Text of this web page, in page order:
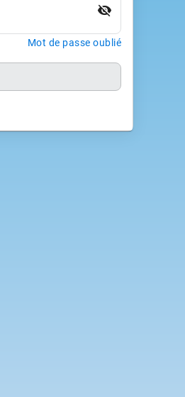
visibility_off
Mot de passe oublié